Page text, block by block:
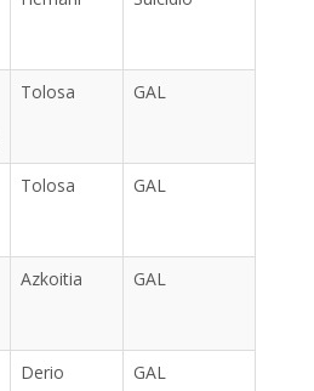
Tolosa GAL
Tolosa GAL
Azkoitia GAL
Derio GAL